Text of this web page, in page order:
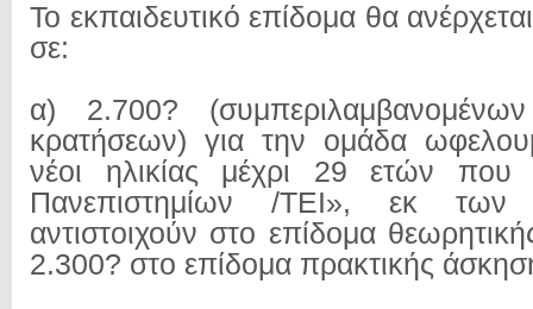
Το εκπαιδευτικό επίδομα θα
σε:
α) 2.700?
κρατήσεων) για την ομάδα
νέοι ηλικίας μέχρι 29 ετών που
Πανεπιστημίων /ΤΕΙ», εκ
αντιστοιχούν στο επίδομα
2.300? στο επίδομα πρακτικής